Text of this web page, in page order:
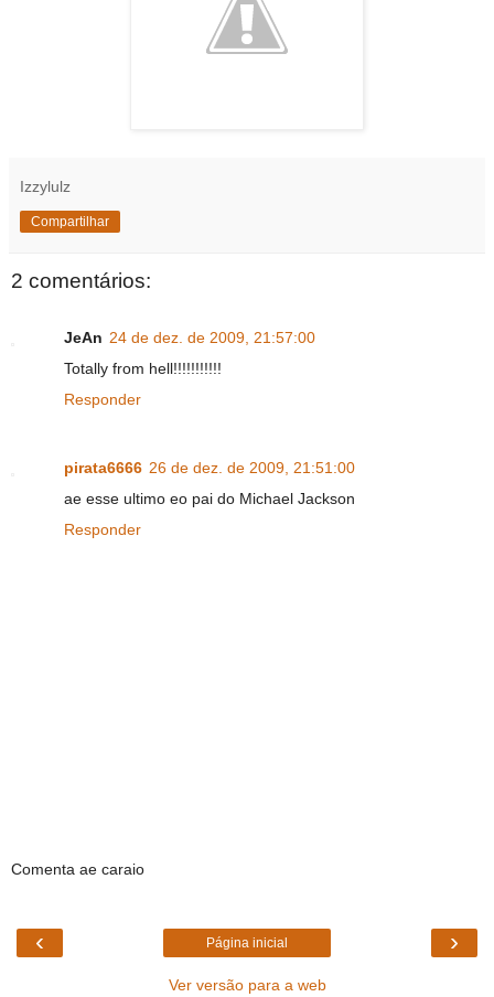
Izzylulz
Compartilhar
2 comentários:
JeAn 24 de dez. de 2009, 21:57:00
Totally from hell!!!!!!!!!!!
Responder
pirata6666 26 de dez. de 2009, 21:51:00
ae esse ultimo eo pai do Michael Jackson
Responder
Comenta ae caraio
‹ ›
Página inicial
Ver versão para a web